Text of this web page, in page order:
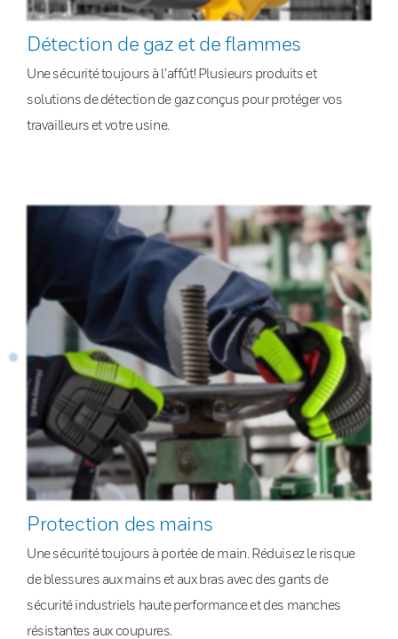
Détection de gaz et de flammes
Une sécurité toujours à l’affût! Plusieurs produits et
solutions de détection de gaz conçus pour protéger vos
travailleurs et votre usine.
Protection des mains
Une sécurité toujours à portée de main. Réduisez le risque
de blessures aux mains et aux bras avec des gants de
sécurité industriels haute performance et des manches
résistantes aux coupures.